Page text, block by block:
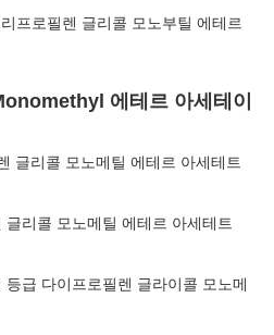
프로필렌 글리콜 모노부틸 에테르
에테르 아세테이
글리콜 모노메틸 에테르 아세테트
리콜 모노메틸 에테르 아세테트
급 다이프로필렌 글라이콜 모노메